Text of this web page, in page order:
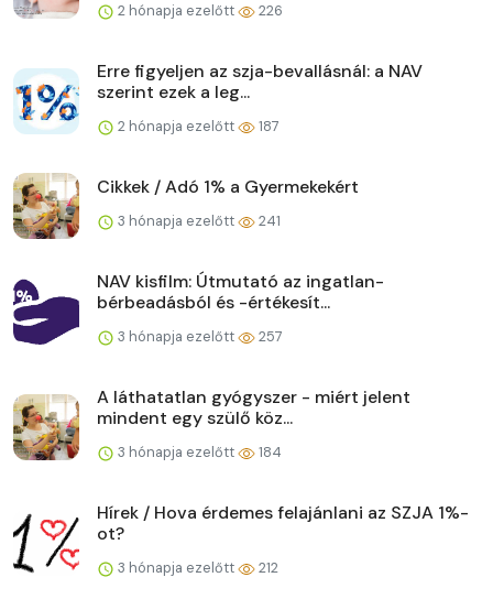
2 hónapja ezelőtt 226
Erre figyeljen az szja-bevallásnál: a NAV
szerint ezek a leg...
2 hónapja ezelőtt 187
Cikkek / Adó 1% a Gyermekekért
3 hónapja ezelőtt 241
NAV kisfilm: Útmutató az ingatlan-
bérbeadásból és -értékesít...
3 hónapja ezelőtt 257
A láthatatlan gyógyszer - miért jelent
mindent egy szülő köz...
3 hónapja ezelőtt 184
Hírek / Hova érdemes felajánlani az SZJA 1%-
ot?
3 hónapja ezelőtt 212